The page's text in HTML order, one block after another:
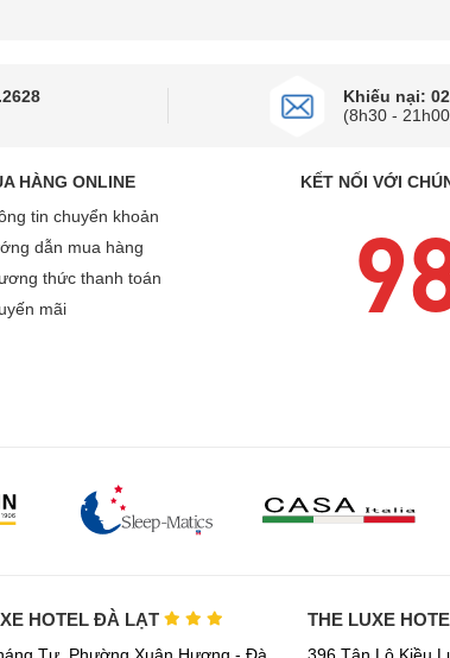
Khiếu nại:
(8h30 -
HÀNG ONLINE
tin chuyển khoản
dẫn mua hàng
thức thanh toán
mãi
KẾT NỐI VỚI
HOTEL ĐÀ LẠT THE LUXE